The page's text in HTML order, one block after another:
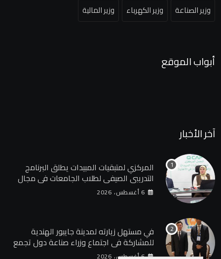
وزير الصناعة
وزير الكهرباء وزير المالية
أبواب الموقع
آخر الأخبار
المركزي لمتبقيات المبيدات يطلق البرنامج
التدريبي الصيفي لطلاب الجامعات في مجال
سلامة الغذاء
6 أغسطس، 2026
في مستهل زيارته لمدينة جايبور الهندية
للمشاركة في اجتماع وزراء صناعة دول تجمع
البريكس وزير الصناعة يبحث مع وزير التنمية 6 أغسطس، 2026